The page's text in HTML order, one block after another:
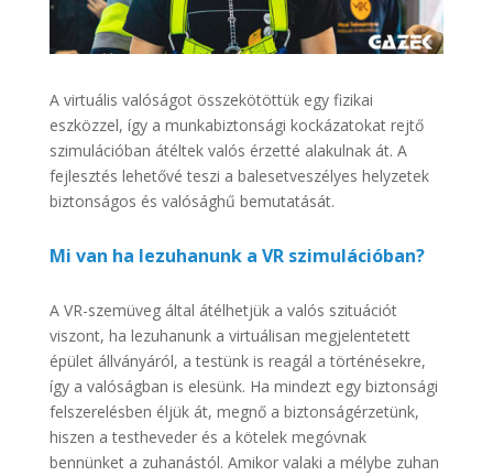
A virtuális valóságot összekötöttük egy fizikai
eszközzel, így a munkabiztonsági kockázatokat rejtő
szimulációban átéltek valós érzetté alakulnak át. A
fejlesztés lehetővé teszi a balesetveszélyes helyzetek
biztonságos és valósághű bemutatását.
Mi van ha lezuhanunk a VR szimulációban?
A VR-szemüveg által átélhetjük a valós szituációt
viszont, ha lezuhanunk a virtuálisan megjelentetett
épület állványáról, a testünk is reagál a történésekre,
így a valóságban is elesünk. Ha mindezt egy biztonsági
felszerelésben éljük át, megnő a biztonságérzetünk,
hiszen a testheveder és a kötelek megóvnak
bennünket a zuhanástól. Amikor valaki a mélybe zuhan